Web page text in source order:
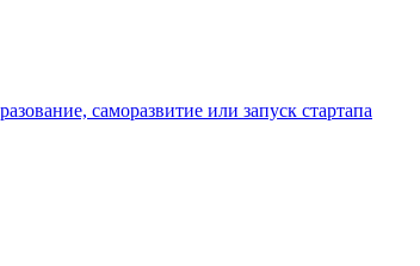
саморазвитие или запуск стартапа